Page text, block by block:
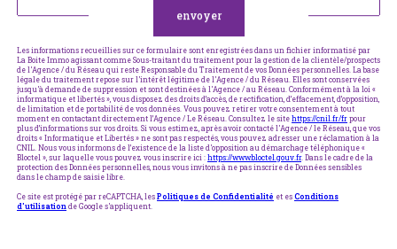
envoyer
Les informations recueillies sur ce formulaire sont enregistrées dans un fichier informatisé par
La Boite Immo agissant comme Sous-traitant du traitement pour la gestion de la clientèle/prospects
de l'Agence / du Réseau qui reste Responsable du Traitement de vos Données personnelles. La base
légale du traitement repose sur l'intérêt légitime de l'Agence / du Réseau. Elles sont conservées
jusqu'à demande de suppression et sont destinées à l'Agence / au Réseau. Conformément à la loi «
informatique et libertés », vous disposez des droits d’accès, de rectification, d’effacement, d’opposition,
de limitation et de portabilité de vos données. Vous pouvez retirer votre consentement à tout
moment en contactant directement l’Agence / Le Réseau. Consultez le sitehttps://cnil.fr/frpour
plus d’informations sur vos droits. Si vous estimez, après avoir contacté l'Agence / le Réseau, que vos
droits « Informatique et Libertés » ne sont pas respectés, vous pouvez adresser une réclamation à la
CNIL. Nous vous informons de l’existence de la liste d'opposition au démarchage téléphonique «
Bloctel », sur laquelle vous pouvez vous inscrire ici :https://www.bloctel.gouv.fr. Dans le cadre de la
protection des Données personnelles, nous vous invitons à ne pas inscrire de Données sensibles
dans le champ de saisie libre.
Ce site est protégé par reCAPTCHA, lesPolitiques de Confidentialité et esConditions
d'utilisation de Google s'appliquent.